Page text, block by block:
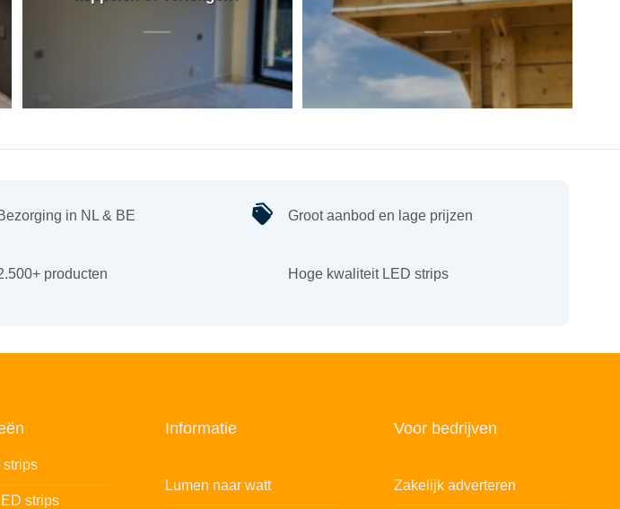
in NL & BE
producten
Groot aanbod en lage prijzen
Hoge kwaliteit LED strips
strips
strips
Informatie
Lumen naar watt
Voor bedrijven
Zakelijk adverteren